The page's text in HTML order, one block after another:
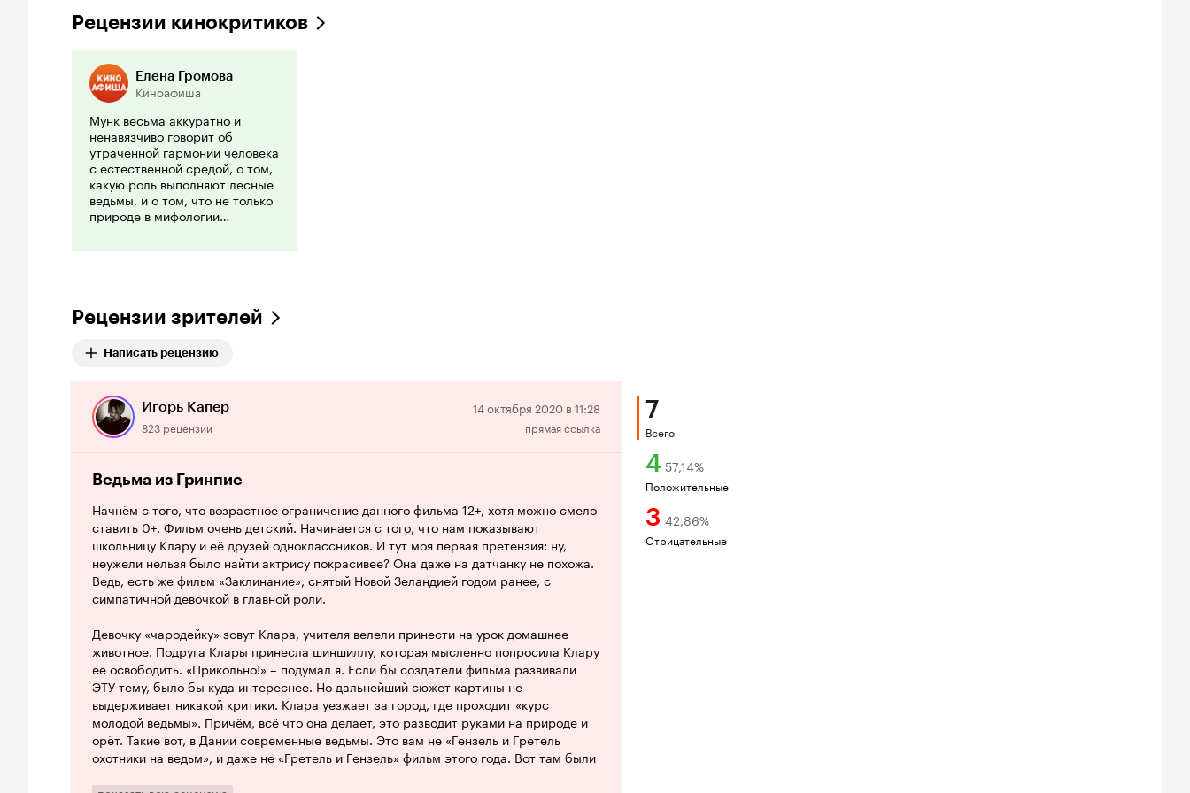
Рецензии кинокритиков
Елена Громова
Киноафиша
Мунк весьма аккуратно и
ненавязчиво говорит об
утраченной гармонии человека
с естественной средой, о том,
какую роль выполняют лесные
ведьмы, и о том, что не только
природе в мифологии
Рецензии зрителей
Написать рецензию
Игорь Капер
823 рецензии
Отрицательная
рецензия
14 октября 2020 в 11:28
прямая ссылка
Ведьма из Гринпис
Начнём с того, что возрастное ограничение данного фильма 12+, хотя можно смело
ставить 0+. Фильм очень детский. Начинается с того, что нам показывают
школьницу Клару и её друзей одноклассников. И тут моя первая претензия: ну,
неужели нельзя было найти актрису покрасивее? Она даже на датчанку не похожа.
Ведь, есть же фильм «Заклинание», снятый Новой Зеландией годом ранее, с
симпатичной девочкой в главной роли.
Девочку «чародейку» зовут Клара, учителя велели принести на урок домашнее
животное. Подруга Клары принесла шиншиллу, которая мысленно попросила Клару
её освободить. «Прикольно!» – подумал я. Если бы создатели фильма развивали
ЭТУ тему, было бы куда интереснее. Но дальнейший сюжет картины не
выдерживает никакой критики. Клара уезжает за город, где проходит «курс
молодой ведьмы». Причём, всё что она делает, это разводит руками на природе и
орёт. Такие вот, в Дании современные ведьмы. Это вам не «Гензель и Гретель
охотники на ведьм», и даже не «Гретель и Гензель» фильм этого года. Вот там были
7
Всего
4 57,14%
Положительные
3 42,86%
Отрицательные